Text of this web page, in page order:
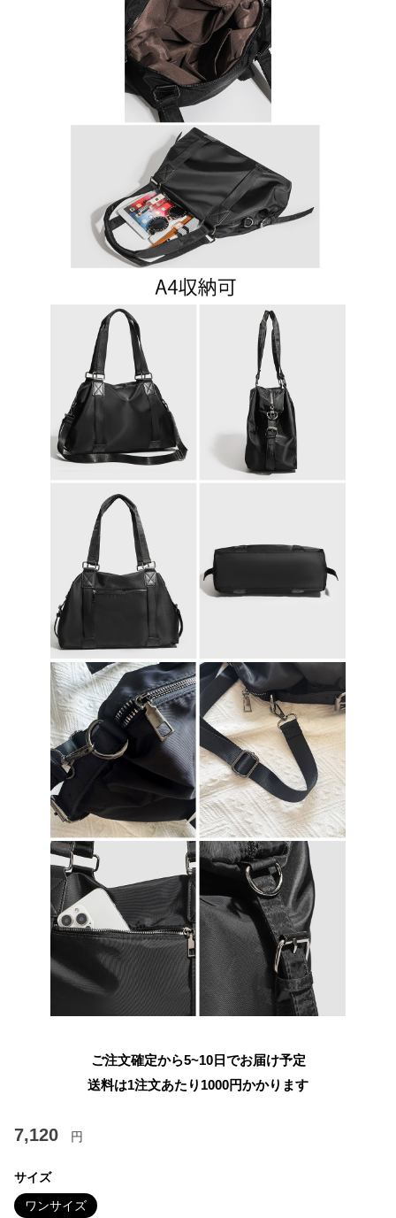
ご注文確定から5~10日でお届け予定
送料は1注文あたり 1000円かかります
7,120 円
サイズ
ワンサイズ